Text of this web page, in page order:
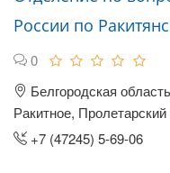
России по
0
Белгородская
Ракитное,
+7 (47245) 5-69-06